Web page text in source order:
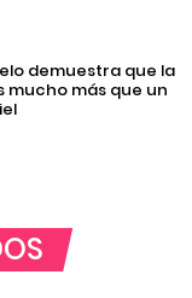
demuestra que la
mucho más que un